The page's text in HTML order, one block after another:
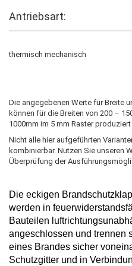
Antriebsart:
thermisch mechanisch
Die angegebenen Werte für Breite
können für die Breiten von 200 –
1000mm im 5 mm Raster
Nicht alle hier aufgeführten
kombinierbar. Nutzen Sie unseren
Überprüfung der
Die eckigen
werden in
Bauteilen
angeschlossen und trennen
eines Brandes sicher
Schutzgitter und in